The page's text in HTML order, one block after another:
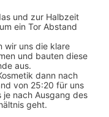
und zur Halbzeit
ein Tor Abstand
wir uns die klare
und bauten diese
aus.
dann nach
von 25:20 für uns
nach Ausgang des
geht.